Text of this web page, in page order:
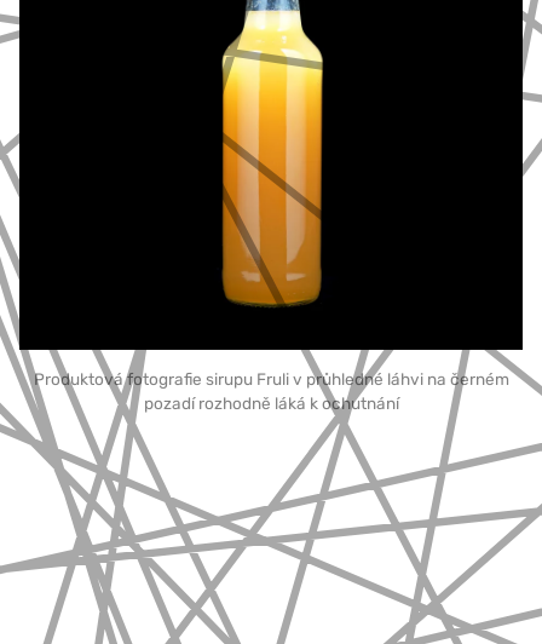
Produktová fotografie sirupu Fruli v průhledné láhvi na černém
pozadí rozhodně láká k ochutnání